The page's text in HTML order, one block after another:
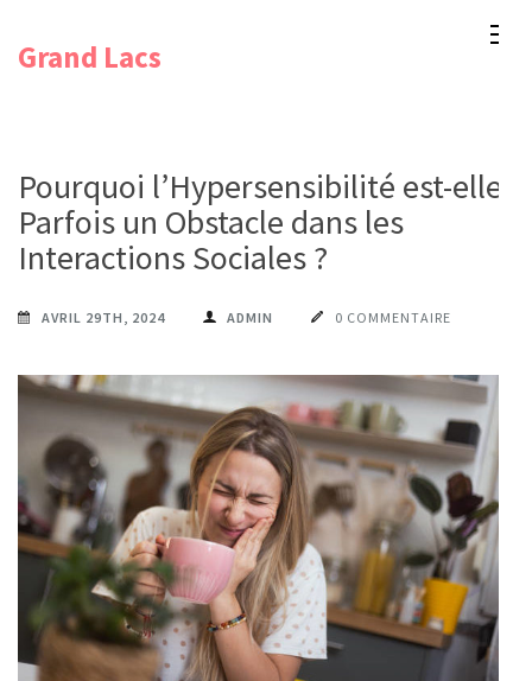
Grand Lacs
Pourquoi l’Hypersensibilité est-elle
Parfois un Obstacle dans les
Interactions Sociales ?
AVRIL 29TH, 2024 ADMIN 0 COMMENTAIRE